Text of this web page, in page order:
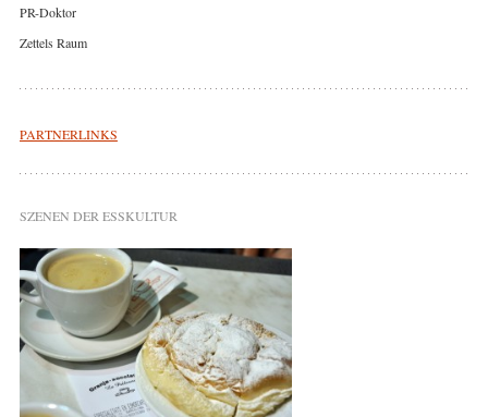
PR-Doktor
Zettels Raum
PARTNERLINKS
SZENEN DER ESSKULTUR